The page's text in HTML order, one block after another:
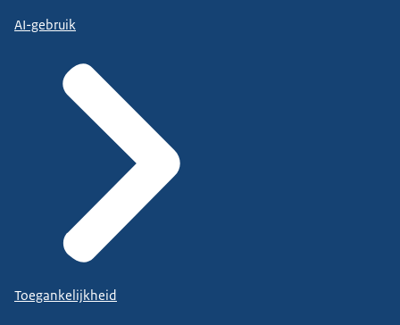
AI-gebruik
Toegankelijkheid